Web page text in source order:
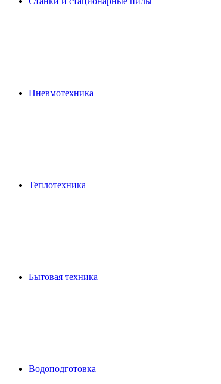
Пневмотехника
Теплотехника
Бытовая техника
Водоподготовка